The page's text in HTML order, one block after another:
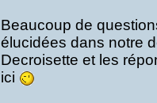
Beaucoup de
élucidées dans notre
Decroisette et les
ici